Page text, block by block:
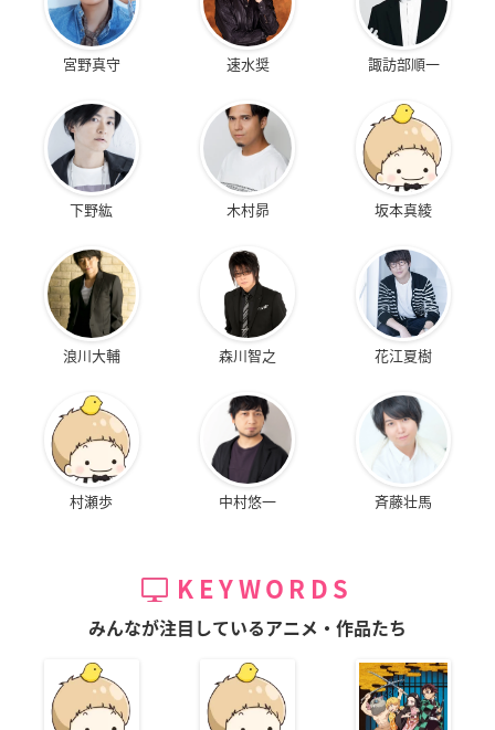
宮野真守 速水奨 諏訪部順一
下野紘 木村昴 坂本真綾
浪川大輔 森川智之 花江夏樹
村瀬歩 中村悠一 斉藤壮馬
KEYWORDS
みんなが注目しているアニメ・作品たち